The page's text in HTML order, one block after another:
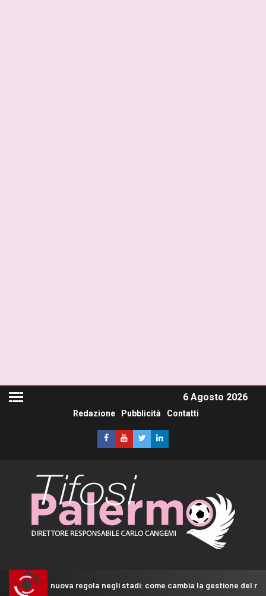
6 Agosto 2026
Redazione Pubblicità Contatti
regola negli stadi: come cambia la gestione del recupero